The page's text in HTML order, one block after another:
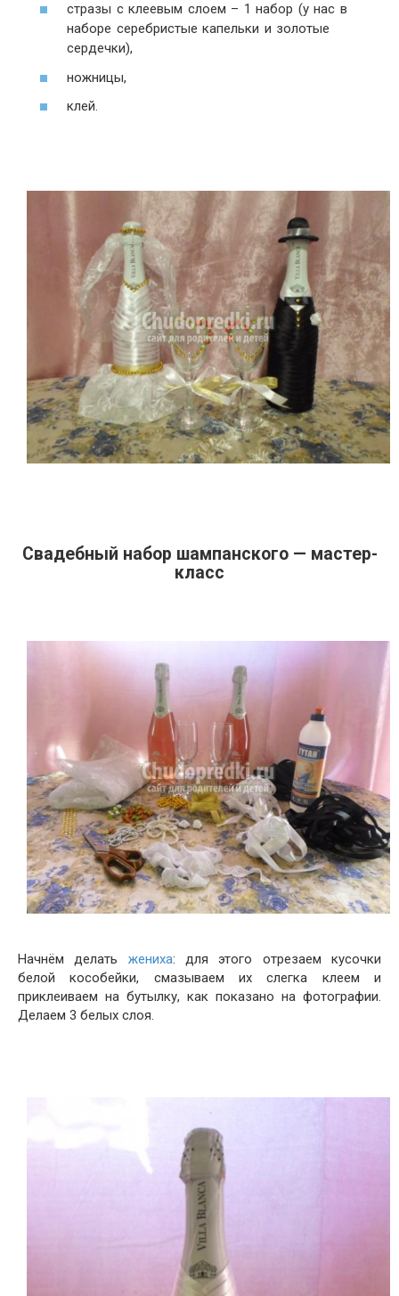
стразы с клеевым слоем – 1 набор (у нас в
наборе серебристые капельки и золотые
сердечки),
ножницы,
клей.
Свадебный набор шампанского — мастер-
класс
Начнём делать жениха: для этого отрезаем кусочки
белой кособейки, смазываем их слегка клеем и
приклеиваем на бутылку, как показано на фотографии.
Делаем 3 белых слоя.